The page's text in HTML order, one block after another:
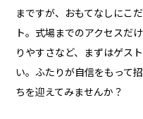
まですが、おもてなしにこ
ト。式場までのアクセスだ
りやすさなど、まずはゲス
い。ふたりが自信をもって
ちを迎えてみませんか？